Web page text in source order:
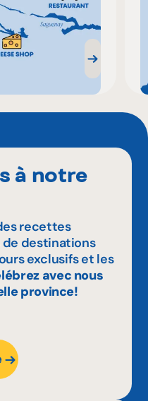
à notre
recettes
de destinations
exclusifs et les
avec nous
province!